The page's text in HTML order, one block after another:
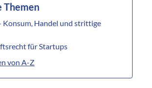
Themen
Konsum, Handel und strittige
für Startups
von A-Z